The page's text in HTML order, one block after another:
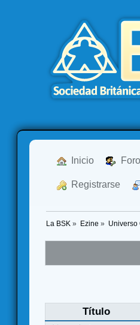
Inicio Foro
Registrarse
La BSK » Ezine » Universo
Título